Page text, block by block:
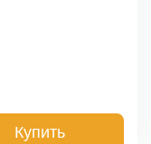
Купить